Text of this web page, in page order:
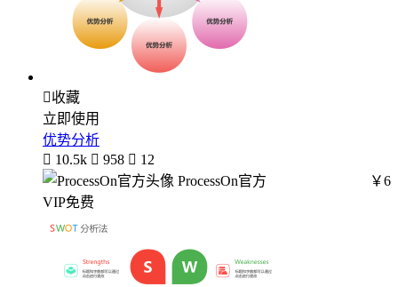
收藏
立即使用
优势分析
 10.5k  958  12
ProcessOn官方
￥6
VIP免费